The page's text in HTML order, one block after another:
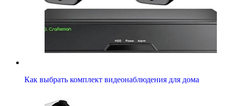
Как выбрать комплект видеонаблюдения для дома